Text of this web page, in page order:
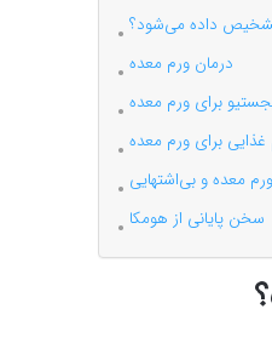
داده می‌شود؟
درمان ورم معده
برای ورم معده
غذایی برای ورم معده
ورم معده و بی‌اشتهایی
سخن پایانی از هومکا